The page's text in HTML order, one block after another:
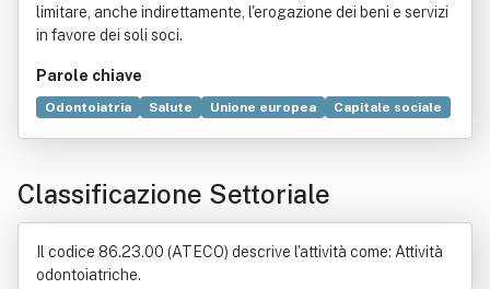
limitare, anche indirettamente, l'erogazione dei beni e servizi
in favore dei soli soci.
Parole chiave
Odontoiatria Salute Unione europea
Capitale sociale
Commercio
Industria Medicina
Norma giuridica
Classificazione Settoriale
Il codice 86.23.00 (ATECO) descrive l'attività come: Attività
odontoiatriche.